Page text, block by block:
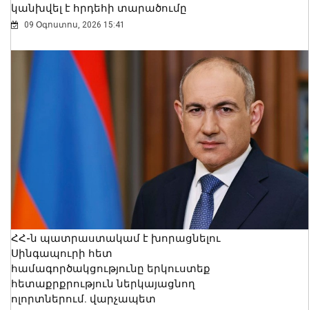
կանխվել է հրդեհի տարածումը
09 Օգոստոս, 2026 15:41
ՀՀ-ն պատրաստակամ է խորացնելու
Սինգապուրի հետ
համագործակցությունը երկուստեք
հետաքրքրություն ներկայացնող
ոլորտներում. վարչապետ